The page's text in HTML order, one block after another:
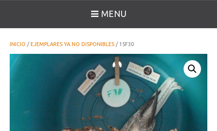
MENU
INICIO /EJEMPLARES YA NO DISPONIBLES / 15F30